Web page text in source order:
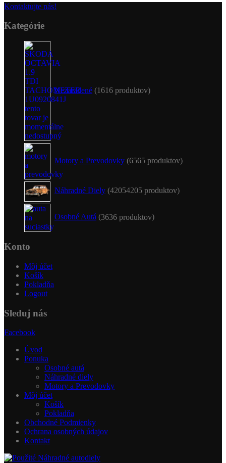
Kontaktujte nás!
Kategórie
Nezaradené 1616 produktov
Motory a Prevodovky 6565 produktov
Náhradné Diely 42054205 produktov
Osobné Autá 3636 produktov
Konto
Môj účet
Košík
Pokladňa
Logout
Sleduj nás
Facebook
Úvod
Ponuka
Osobné autá
Náhradné diely
Motory a Prevodovky
Môj účet
Košík
Pokladňa
Obchodné Podmienky
Ochrana osobných údajov
Kontakt